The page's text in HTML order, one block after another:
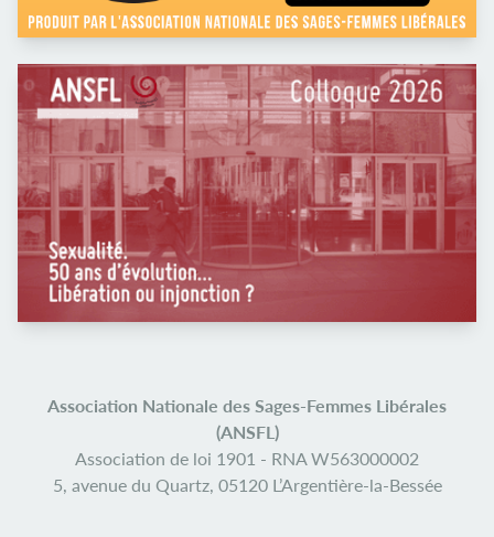
Association Nationale des Sages-Femmes Libérales
(ANSFL)
Association de loi 1901 - RNA W563000002
5, avenue du Quartz, 05120 L’Argentière-la-Bessée